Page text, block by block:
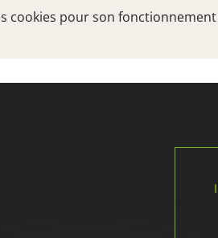
cookies pour son